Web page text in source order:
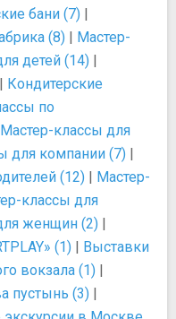
бани (7) |
(8) | Мастер-
детей (14) |
| Кондитерские
по
Мастер-классы для
для компании (7) |
(12) | Мастер-
классы для
женщин (2) |
(1) | Выставки
вокзала (1) |
пустынь (3) |